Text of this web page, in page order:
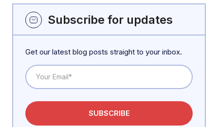
Subscribe for updates
Get our latest blog posts straight to your inbox.